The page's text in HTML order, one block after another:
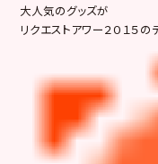
大人気のグッズが
リクエストアワー２０１５